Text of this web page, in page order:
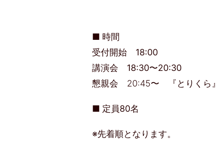
■ 時間
受付開始 18:00
講演会 18:30〜20:30
懇親会 20:45〜
『とりくら
■ 定員80名
※先着順となります。